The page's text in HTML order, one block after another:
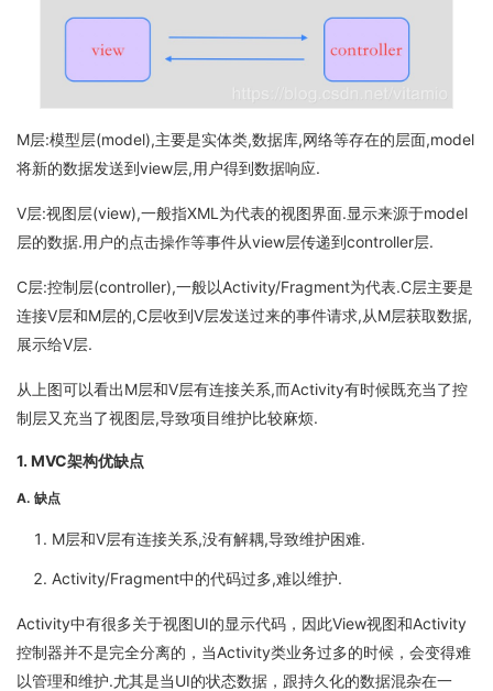
M层:模型层(model),主要是实体类,数据库,网络等存在的层面,model
将新的数据发送到view层,用户得到数据响应.
V层:视图层(view),一般指XML为代表的视图界面.显示来源于model
层的数据.用户的点击操作等事件从view层传递到controller层.
C层:控制层(controller),一般以Activity/Fragment为代表.C层主要是
连接V层和M层的,C层收到V层发送过来的事件请求,从M层获取数据,
展示给V层.
从上图可以看出M层和V层有连接关系,而Activity有时候既充当了控
制层又充当了视图层,导致项目维护比较麻烦.
1. MVC架构优缺点
A. 缺点
M层和V层有连接关系,没有解耦,导致维护困难.
Activity/Fragment中的代码过多,难以维护.
Activity中有很多关于视图UI的显示代码，因此View视图和Activity
控制器并不是完全分离的，当Activity类业务过多的时候，会变得难
以管理和维护.尤其是当UI的状态数据，跟持久化的数据混杂在一